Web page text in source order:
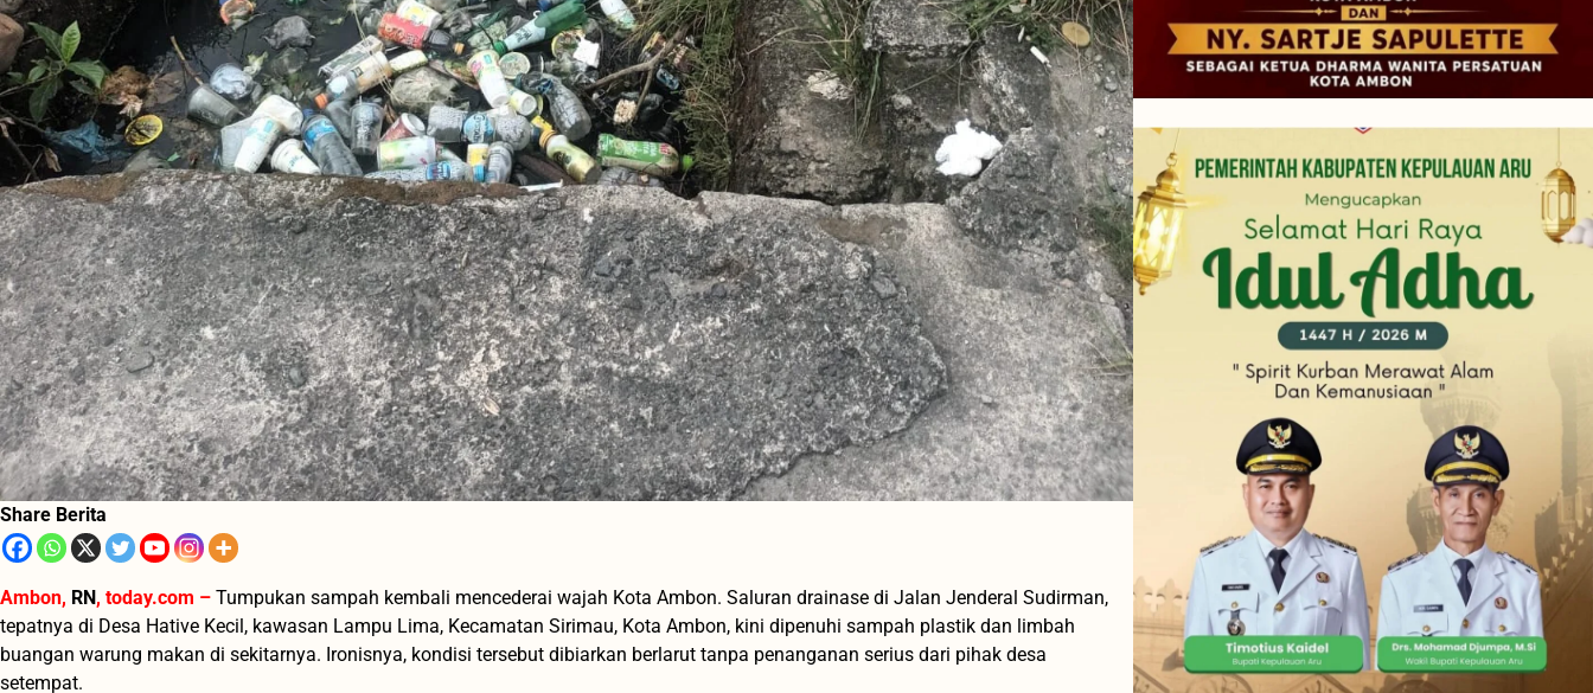
Share Berita
Ambon, RN , today.com – Tumpukan sampah kembali mencederai wajah Kota Ambon. Saluran drainase di Jalan Jenderal Sudirman,
tepatnya di Desa Hative Kecil, kawasan Lampu Lima, Kecamatan Sirimau, Kota Ambon, kini dipenuhi sampah plastik dan limbah
buangan warung makan di sekitarnya. Ironisnya, kondisi tersebut dibiarkan berlarut tanpa penanganan serius dari pihak desa
setempat.